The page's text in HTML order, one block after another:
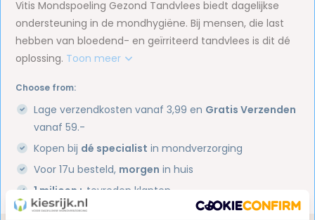
Vitis Mondspoeling Gezond Tandvlees biedt dagelijkse
ondersteuning in de mondhygiëne. Bij mensen, die last
hebben van bloedend- en geïrriteerd tandvlees is dit dé
oplossing. Toon meer
Choose from:
Lage verzendkosten vanaf 3,99 en Gratis Verzenden
vanaf 59.-
Kopen bij dé specialist in mondverzorging
Voor 17u besteld, morgen in huis
1 miljoen+ tevreden klanten